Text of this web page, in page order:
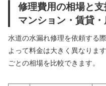
修理費用の相場と
マンション・賃貸・
水道の水漏れ修理を依頼する
よって料金は大きく異なりま
ごとの相場を比較できます。